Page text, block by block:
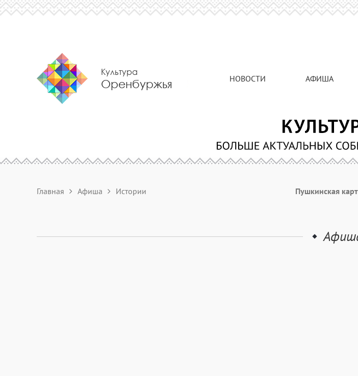
Культура
Оренбуржья НОВОСТИ АФИША
Главная Афиша Истории Пушкинская